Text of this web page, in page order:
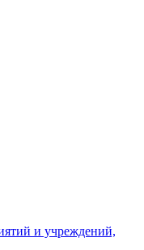
и учреждений,